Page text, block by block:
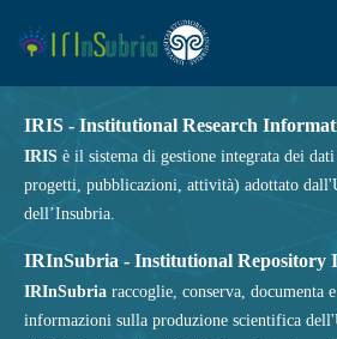
IRIS - Institutional Research
IRIS è il sistema di gestione integrata dei
progetti, pubblicazioni, attività) adottato
dell’Insubria.
IRInSubria - Institutional Repository
IRInSubria raccoglie, conserva, documenta
informazioni sulla produzione scientifica